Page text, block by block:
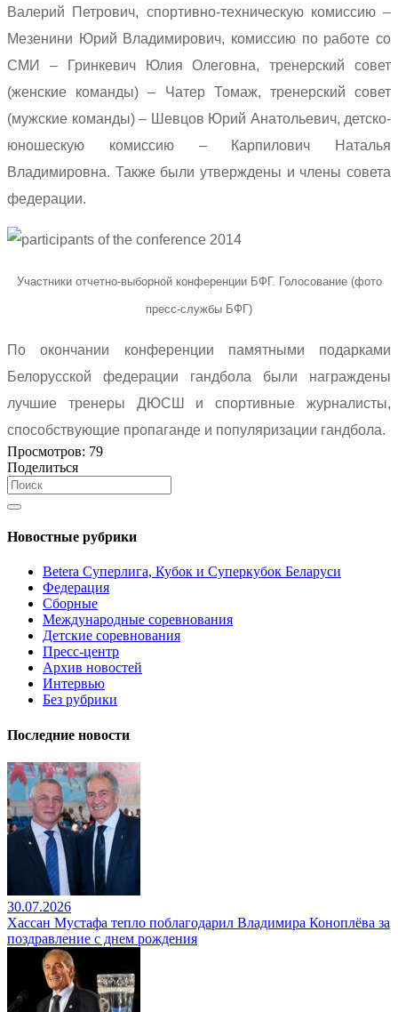
Валерий Петрович, спортивно-техническую комиссию –
Мезенини Юрий Владимирович, комиссию по работе со
СМИ – Гринкевич Юлия Олеговна, тренерский совет
(женские команды) – Чатер Томаж, тренерский совет
(мужские команды) – Шевцов Юрий Анатольевич, детско-
юношескую комиссию – Карпилович Наталья
Владимировна. Также были утверждены и члены совета
федерации.
Участники отчетно-выборной конференции БФГ. Голосование (фото
пресс-службы БФГ)
По окончании конференции памятными подарками
Белорусской федерации гандбола были награждены
лучшие тренеры ДЮСШ и спортивные журналисты,
способствующие пропаганде и популяризации гандбола.
Просмотров: 79
Поделиться
Новостные рубрики
Betera Суперлига, Кубок и Суперкубок Беларуси
Федерация
Сборные
Международные соревнования
Детские соревнования
Пресс-центр
Архив новостей
Интервью
Без рубрики
Последние новости
30.07.2026
Хассан Мустафа тепло поблагодарил Владимира Коноплёва за
поздравление с днем рождения